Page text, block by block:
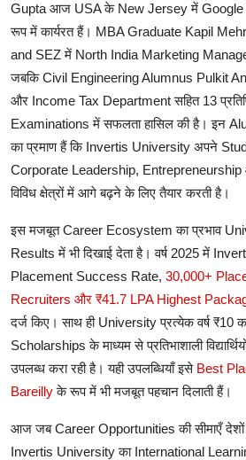
Gupta आज USA के New Jersey में Google
रूप में कार्यरत हैं। MBA Graduate Kapil
and SEZमें North India Marketing
जबकिCivil Engineering Alumnus Pulkit
और Income Tax Department सहित13
Examinationsमें सफलता हासिल की है। इन
का प्रमाण हैं किInvertis University अपने
Corporate Leadership, Entrepreneurship
विविध क्षेत्रों में आगे बढ़ने के लिए तैयार करती है।
इस मजबूतCareer Ecosystemका प्रभाव
Resultsमें भी दिखाई देता है। वर्ष2025में
Placement Success Rate, 30,000+
Recruiters और ₹41.7 LPA Highest
दर्ज किए। साथ हीUniversityप्रत्येक वर्ष ₹10
Scholarships के माध्यम से प्रतिभाशाली
उपलब्ध करा रही है। यही उपलब्धियाँ इसे Best
Bareilly के रूप में भी मजबूत पहचान दिलाती हैं।
आज जबCareer Opportunitiesकी सीमाएँ देशों
Invertis UniversityकाInternational